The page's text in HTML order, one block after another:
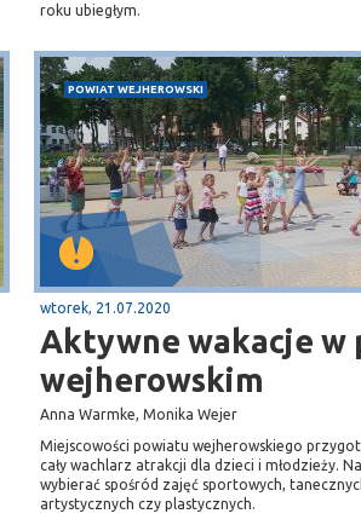
roku ubiegłym.
POWIAT WEJHEROWSKI
wtorek, 21.07.2020
Aktywne wakacje w
wejherowskim
Anna Warmke, Monika Wejer
Miejscowości powiatu wejherowskiego
cały wachlarz atrakcji dla dzieci i młodzieży.
wybierać spośród zajęć sportowych,
artystycznych czy plastycznych.